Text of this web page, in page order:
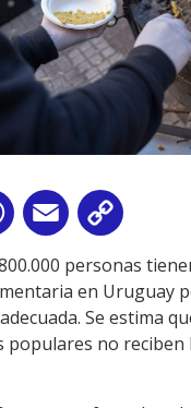
WhatsApp
Email
Link
personas
en Uruguay
Se estima
populares no